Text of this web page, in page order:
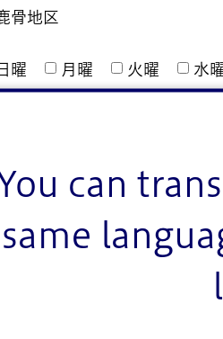
can
same
骨地区
曜 月曜 火曜 水